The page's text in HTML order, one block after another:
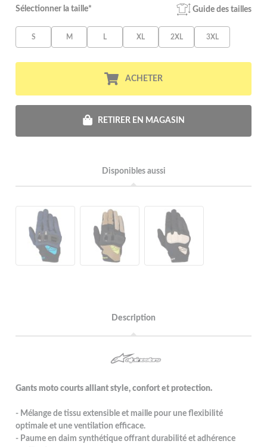
Sélectionner la taille* Guide des tailles
S M L XL 2XL 3XL
ACHETER
RETIRER EN MAGASIN
Disponibles aussi
Description
Gants moto courts alliant style, confort et protection.
- Mélange de tissu extensible et maille pour une flexibilité
optimale et une ventilation efficace.
- Paume en daim synthétique offrant durabilité et adhérence